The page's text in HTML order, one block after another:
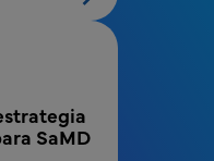
SaMD